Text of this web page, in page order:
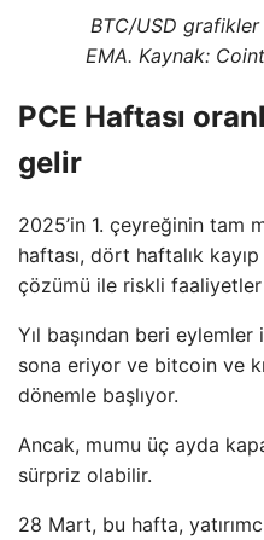
BTC/USD
EMA. Kaynak:
PCE Haftası
gelir
2025’in 1. çeyreğinin tam
haftası, dört haftalık
çözümü ile riskli
Yıl başından beri
sona eriyor ve bitcoin ve
dönemle başlıyor.
Ancak, mumu üç ayda
sürpriz olabilir.
28 Mart, bu hafta,